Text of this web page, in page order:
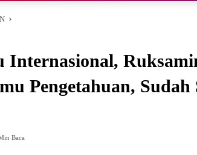
Internasional,
Pengetahuan,
Baca